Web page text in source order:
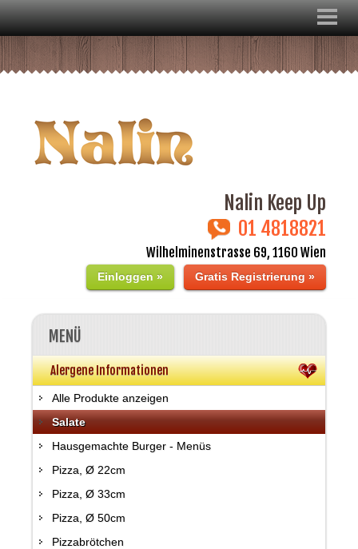
Nalin Keep Up
01 4818821
Wilhelminenstrasse 69, 1160 Wien
Einloggen » Gratis Registrierung »
MENÜ
Alergene Informationen
Alle Produkte anzeigen
Salate
Hausgemachte Burger - Menüs
Pizza, Ø 22cm
Pizza, Ø 33cm
Pizza, Ø 50cm
Pizzabrötchen